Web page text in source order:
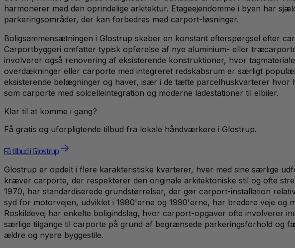
harmonerer med den oprindelige arkitektur. Etageejendomme i byen har
parkeringsområder, der kan forbedres med carport-løsninger.
Boligsammensætningen i Glostrup skaber en konstant efterspørgsel efter
Carportbyggeri omfatter typisk opførelse af nye aluminium- eller
involverer også renovering af eksisterende konstruktioner, hvor
overdækninger eller carporte med integreret redskabsrum er særligt
eksisterende belægninger og haver, især i de tætte parcelhuskvarterer
som carporte med solcelleintegration og moderne ladestationer til elbiler.
Klar til at komme i gang?
Få gratis og uforpligtende tilbud fra lokale håndværkere i Glostrup.
Få tilbud i Glostrup
Glostrup er opdelt i flere karakteristiske kvarterer, hver med sine særlige
kræver carporte, der respekterer den originale arkitektoniske stil og ofte
1970, har standardiserede grundstørrelser, der gør carport-installation
syd for motorvejen, udviklet i 1980'erne og 1990'erne, har bredere veje og
Roskildevej har enkelte boligindslag, hvor carport-opgaver ofte involverer
særlige tilgange til carporte på grund af begrænsede parkeringsforhold og
ældre og nyere byggestile.